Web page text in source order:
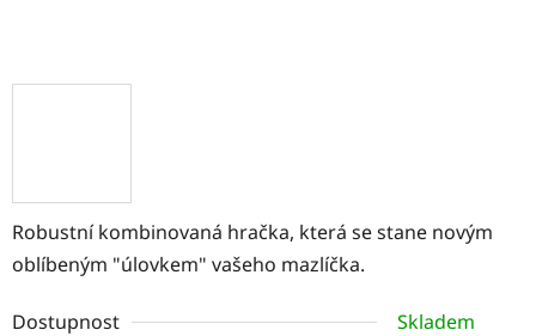
Robustní kombinovaná hračka, která se stane novým
oblíbeným "úlovkem" vašeho mazlíčka.
Dostupnost Skladem